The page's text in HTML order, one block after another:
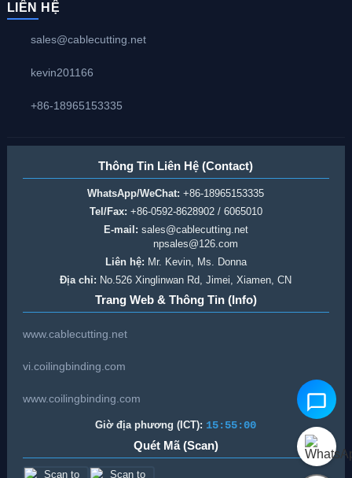
LIÊN HỆ
sales@cablecutting.net
kevin201166
+86-18965153335
Thông Tin Liên Hệ (Contact)
WhatsApp/WeChat: +86-18965153335
Tel/Fax: +86-0592-8628902 / 6065010
E-mail: sales@cablecutting.net
npsales@126.com
Liên hệ: Mr. Kevin, Ms. Donna
Địa chỉ: No.526 Xinglinwan Rd, Jimei, Xiamen, CN
Trang Web & Thông Tin (Info)
www.cablecutting.net
vi.coilingbinding.com
www.coilingbinding.com
Giờ địa phương (ICT): 15:55:00
Quét Mã (Scan)